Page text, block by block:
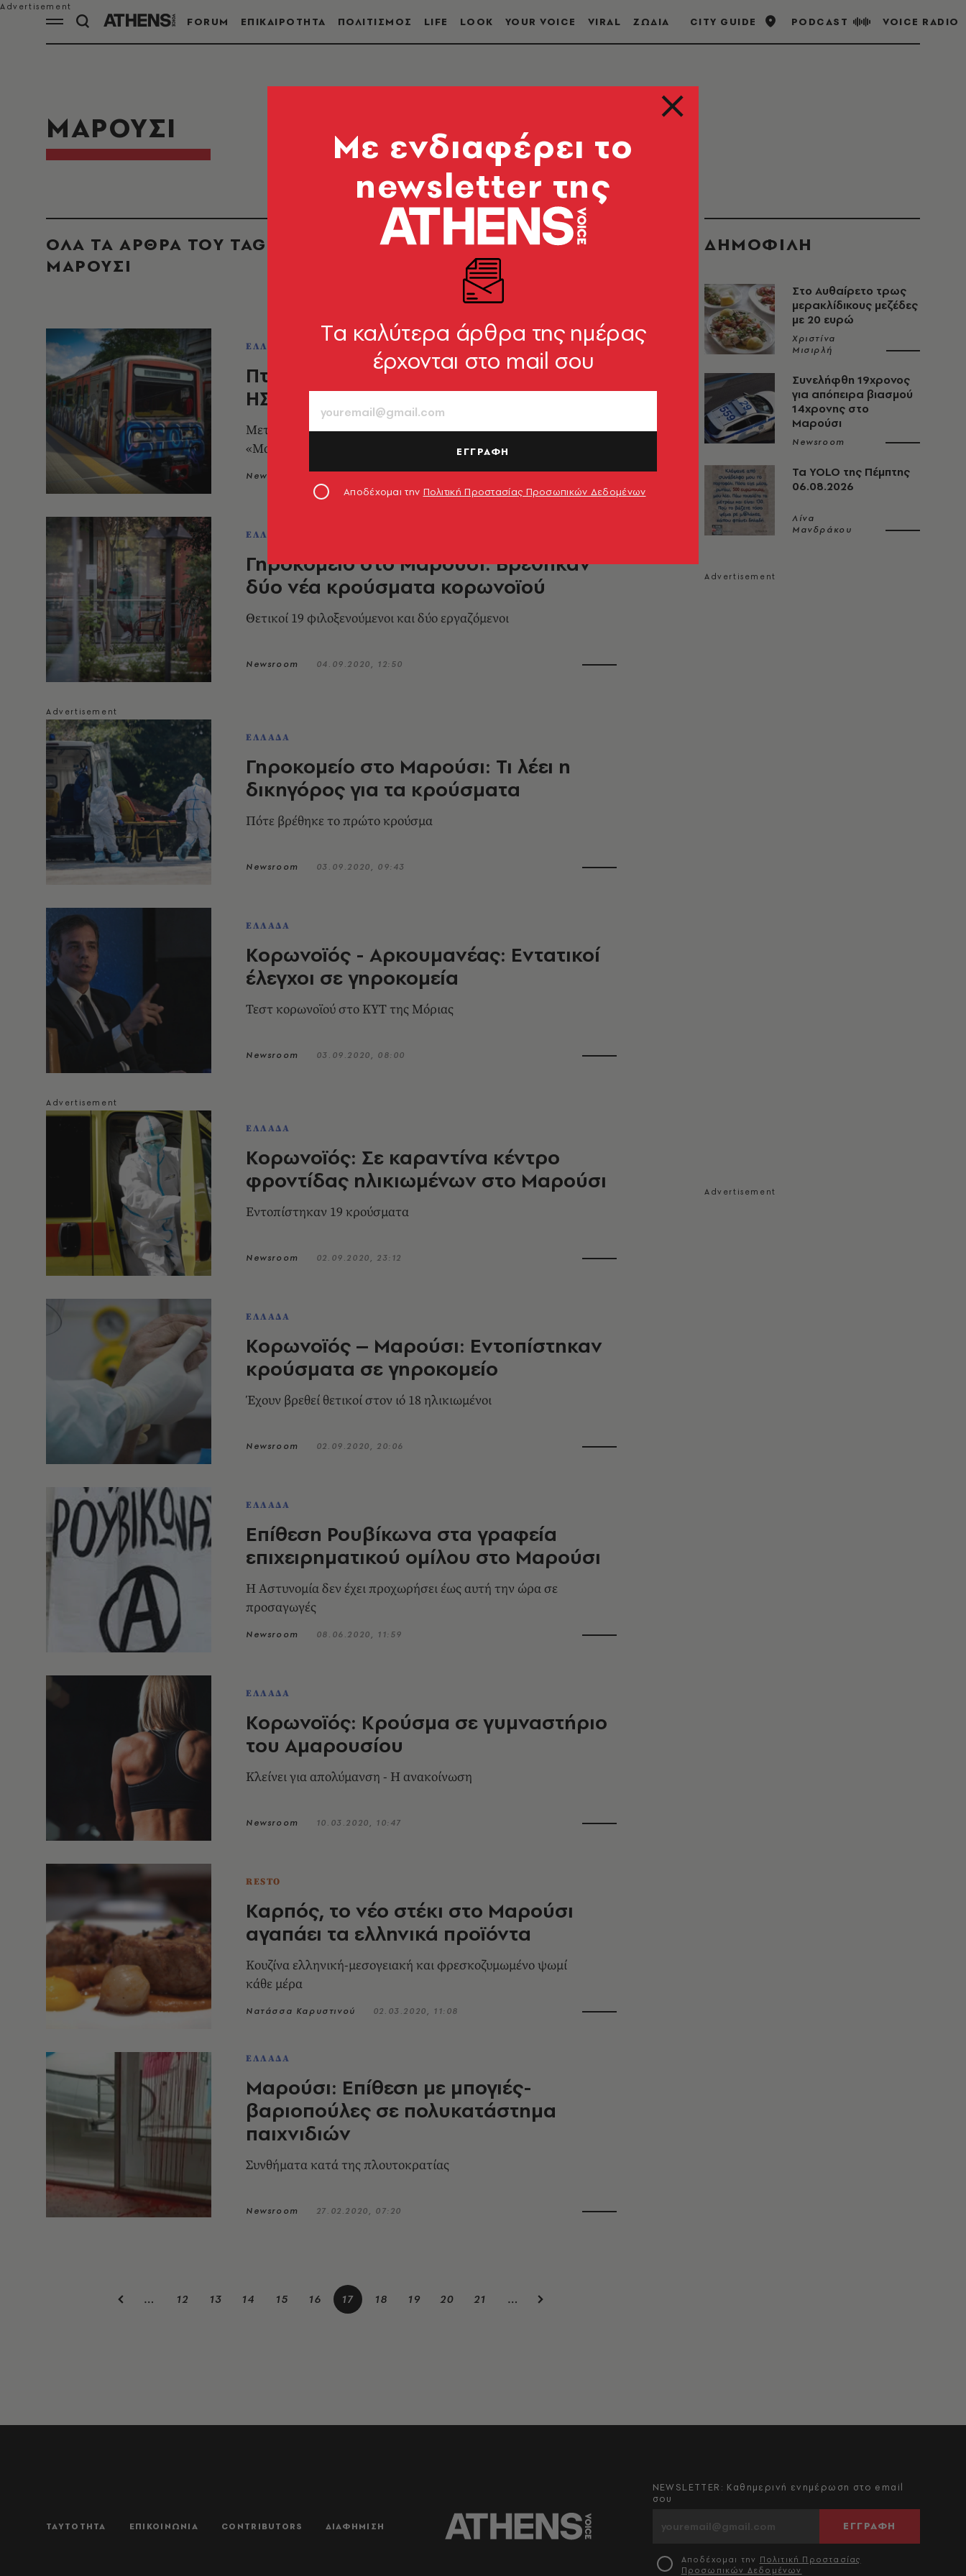
FORUM ΕΠΙΚΑΙΡΟΤΗΤΑ ΠΟΛΙΤΙΣΜΟΣ LIFE LOOK YOUR VOICE VIRAL ΖΩΔΙΑ CITY GUIDE PODCAST VOICE RADIO
ΜΑΡΟΥΣΙ
ΟΛΑ ΤΑ ΑΡΘΡΑ ΤΟΥ TAG
ΜΑΡΟΥΣΙ
ΕΛΛΑΔΑ
Πτώση δέντρου στις γραμμές του
ΗΣΑΠ
Μεταξύ του σταθμού «Νερατζιώτισσα» και του σταθμού
«Μαρούσι»
Newsroom
ΕΛΛΑΔΑ
Γηροκομείο στο Μαρούσι: Βρέθηκαν
δύο νέα κρούσματα κορωνοϊού
Θετικοί 19 φιλοξενούμενοι και δύο εργαζόμενοι
Newsroom 04.09.2020, 12:50
ΕΛΛΑΔΑ
Γηροκομείο στο Μαρούσι: Τι λέει η
δικηγόρος για τα κρούσματα
Πότε βρέθηκε το πρώτο κρούσμα
Newsroom 03.09.2020, 09:43
ΕΛΛΑΔΑ
Κορωνοϊός - Αρκουμανέας: Εντατικοί
έλεγχοι σε γηροκομεία
Τεστ κορωνοϊού στο ΚΥΤ της Μόριας
Newsroom 03.09.2020, 08:00
ΕΛΛΑΔΑ
Κορωνοϊός: Σε καραντίνα κέντρο
φροντίδας ηλικιωμένων στο Μαρούσι
Εντοπίστηκαν 19 κρούσματα
Newsroom 02.09.2020, 23:12
ΕΛΛΑΔΑ
Κορωνοϊός – Μαρούσι: Εντοπίστηκαν
κρούσματα σε γηροκομείο
Έχουν βρεθεί θετικοί στον ιό 18 ηλικιωμένοι
Newsroom 02.09.2020, 20:06
ΕΛΛΑΔΑ
Επίθεση Ρουβίκωνα στα γραφεία
επιχειρηματικού ομίλου στο Μαρούσι
Η Αστυνομία δεν έχει προχωρήσει έως αυτή την ώρα σε
προσαγωγές
Newsroom 08.06.2020, 11:59
ΕΛΛΑΔΑ
Κορωνοϊός: Κρούσμα σε γυμναστήριο
του Αμαρουσίου
Κλείνει για απολύμανση - Η ανακοίνωση
Newsroom 10.03.2020, 10:47
RESTO
Καρπός, το νέο στέκι στο Μαρούσι
αγαπάει τα ελληνικά προϊόντα
Κουζίνα ελληνική-μεσογειακή και φρεσκοζυμωμένο ψωμί
κάθε μέρα
Νατάσσα Καρυστινού 02.03.2020, 11:08
ΕΛΛΑΔΑ
Μαρούσι: Επίθεση με μπογιές-
βαριοπούλες σε πολυκατάστημα
παιχνιδιών
Συνθήματα κατά της πλουτοκρατίας
Newsroom 27.02.2020, 07:20
… 12 13 14 15 16 17 18 19 20 21 …
ΔΗΜΟΦΙΛΗ
Στο Αυθαίρετο τρως
μερακλίδικους μεζέδες
με 20 ευρώ
Χριστίνα
Μισιρλή
Συνελήφθη 19χρονος
για απόπειρα βιασμού
14χρονης στο
Μαρούσι
Newsroom
Τα YOLO της Πέμπτης
06.08.2026
Λίνα
Μανδράκου
ΤΑΥΤΟΤΗΤΑ ΕΠΙΚΟΙΝΩΝΙΑ CONTRIBUTORS ΔΙΑΦΗΜΙΣΗ
NEWSLETTER: Καθημερινή ενημέρωση στο email
σου
ΕΓΓΡΑΦΗ
Αποδέχομαι την Πολιτική Προστασίας
Προσωπικών Δεδομένων
Mε ενδιαφέρει το
newsletter της
Tα καλύτερα άρθρα της ημέρας
έρχονται στο mail σου
ΕΓΓΡΑΦΗ
Αποδέχομαι την Πολιτική Προστασίας Προσωπικών Δεδομένων